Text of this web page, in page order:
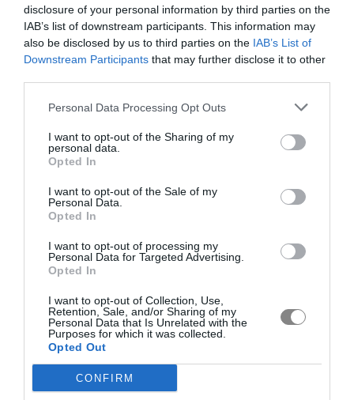
disclosure of your personal information by third parties on the
IAB’s list of downstream participants. This information may
also be disclosed by us to third parties on the IAB’s List of
Downstream Participants that may further disclose it to other
Personal Data Processing Opt Outs
I want to opt-out of the Sharing of my
personal data.
Opted In
I want to opt-out of the Sale of my
Personal Data.
Opted In
I want to opt-out of processing my
Personal Data for Targeted Advertising.
Opted In
I want to opt-out of Collection, Use,
Retention, Sale, and/or Sharing of my
Personal Data that Is Unrelated with the
Purposes for which it was collected.
Opted Out
CONFIRM